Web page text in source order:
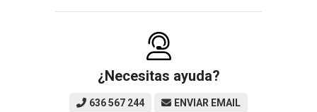
¿Necesitas ayuda?
636 567 244 ENVIAR EMAIL